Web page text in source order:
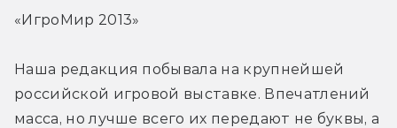
«ИгроМир 2013»
Наша редакция побывала на крупнейшей
российской игровой выставке. Впечатлений
масса, но лучше всего их передают не буквы, а